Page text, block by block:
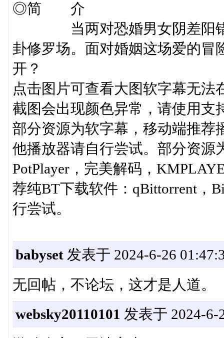
◎简 介
当两对恐婚男女阴差阳错决
卦修罗场。面对婚姻这场爱的冒
开？
点击图片可查看大图软字幕无法
截图会出现颜色异常，请使用支
部分资源为软字幕，移动端推荐
他播放器请自行尝试。部分资源
PotPlayer，完美解码，
荐纯BT下载软件：qBittorrent，
行尝试。
babyset发表于 2024-6-26
无回帖，不论坛，这才是人道。
websky20110101 发表于 2024-6-